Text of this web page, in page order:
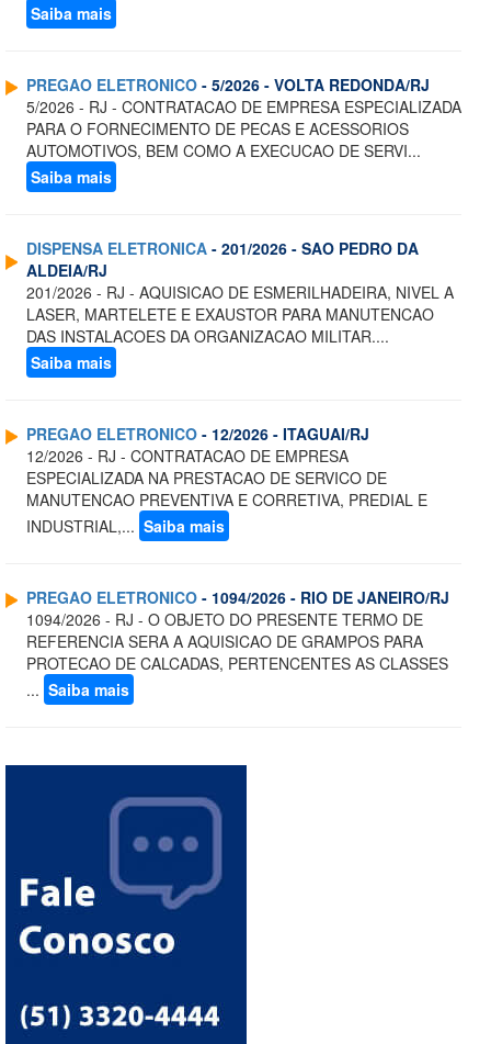
Saiba mais
PREGAO ELETRONICO - 5/2026 - VOLTA REDONDA/RJ
5/2026 - RJ - CONTRATACAO DE EMPRESA ESPECIALIZADA
PARA O FORNECIMENTO DE PECAS E ACESSORIOS
AUTOMOTIVOS, BEM COMO A EXECUCAO DE SERVI...
Saiba mais
DISPENSA ELETRONICA - 201/2026 - SAO PEDRO DA
ALDEIA/RJ
201/2026 - RJ - AQUISICAO DE ESMERILHADEIRA, NIVEL A
LASER, MARTELETE E EXAUSTOR PARA MANUTENCAO
DAS INSTALACOES DA ORGANIZACAO MILITAR....
Saiba mais
PREGAO ELETRONICO - 12/2026 - ITAGUAI/RJ
12/2026 - RJ - CONTRATACAO DE EMPRESA
ESPECIALIZADA NA PRESTACAO DE SERVICO DE
MANUTENCAO PREVENTIVA E CORRETIVA, PREDIAL E
INDUSTRIAL,... Saiba mais
PREGAO ELETRONICO - 1094/2026 - RIO DE JANEIRO/RJ
1094/2026 - RJ - O OBJETO DO PRESENTE TERMO DE
REFERENCIA SERA A AQUISICAO DE GRAMPOS PARA
PROTECAO DE CALCADAS, PERTENCENTES AS CLASSES
... Saiba mais